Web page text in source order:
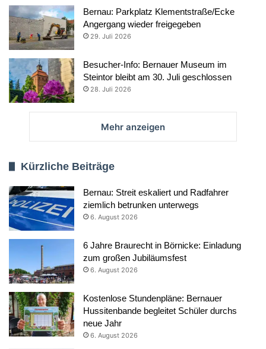
Bernau: Parkplatz Klementstraße/Ecke
Angergang wieder freigegeben
29. Juli 2026
Besucher-Info: Bernauer Museum im
Steintor bleibt am 30. Juli geschlossen
28. Juli 2026
Mehr anzeigen
Kürzliche Beiträge
Bernau: Streit eskaliert und Radfahrer
ziemlich betrunken unterwegs
6. August 2026
6 Jahre Braurecht in Börnicke: Einladung
zum großen Jubiläumsfest
6. August 2026
Kostenlose Stundenpläne: Bernauer
Hussitenbande begleitet Schüler durchs
neue Jahr
6. August 2026